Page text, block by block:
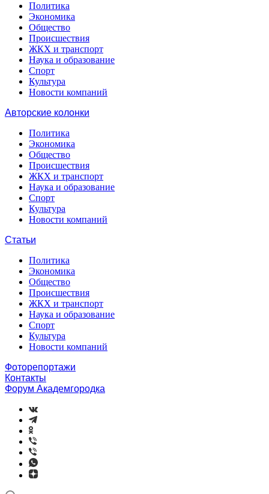
Политика
Экономика
Общество
Происшествия
ЖКХ и транспорт
Наука и образование
Спорт
Культура
Новости компаний
Авторские колонки
Политика
Экономика
Общество
Происшествия
ЖКХ и транспорт
Наука и образование
Спорт
Культура
Новости компаний
Статьи
Политика
Экономика
Общество
Происшествия
ЖКХ и транспорт
Наука и образование
Спорт
Культура
Новости компаний
Фоторепортажи
Контакты
Форум Академгородка